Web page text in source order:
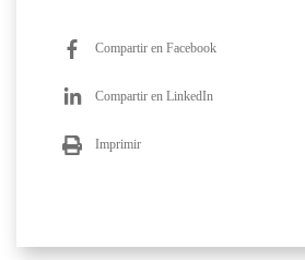
Compartir en Facebook
Compartir en LinkedIn
Imprimir